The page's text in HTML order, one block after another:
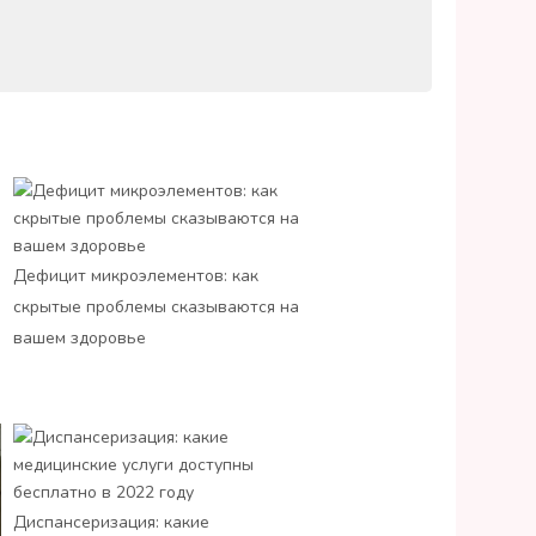
Дефицит микроэлементов: как
скрытые проблемы сказываются на
вашем здоровье
Диспансеризация: какие